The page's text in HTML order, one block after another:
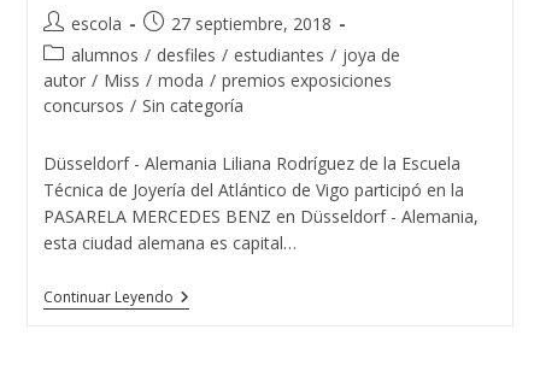
Autor
de
la
entrada:
escola
Publicación
de
la
entrada:
27 septiembre, 2018
Categoría
de
la
alumnos / desfiles / estudiantes / joya de
autor / Miss / moda / premios exposiciones
concursos / Sin categoría
Düsseldorf - Alemania Liliana Rodríguez de la Escuela
Técnica de Joyería del Atlántico de Vigo participó en la
PASARELA MERCEDES BENZ en Düsseldorf - Alemania,
esta ciudad alemana es capital…
Continuar LeyendoLiliana
Rodríguez